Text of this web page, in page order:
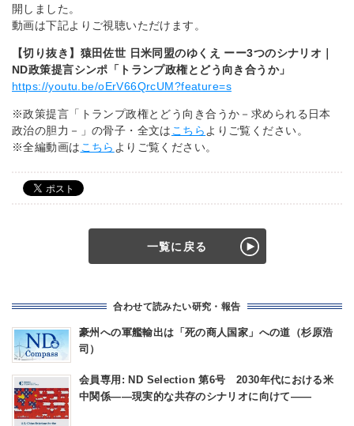
開しました。
動画は下記よりご視聴いただけます。
【切り抜き】猿田佐世 日米同盟のゆくえ ーー3つのシナリオ｜
ND政策提言シンポ「トランプ政権とどう向き合うか」
https://youtu.be/oErV66QrcUM?feature=s
※政策提言「トランプ政権とどう向き合うか－求められる日本
政治の胆力－」の骨子・全文は こちら よりご覧ください。
※全編動画は こちら よりご覧ください。
一覧に戻る
合わせて読みたい研究・報告
豪州への軍艦輸出は「死の商人国家」への道（杉原浩
司）
会員専用: ND Selection 第6号 2030年代における米
中関係――現実的な共存のシナリオに向けて――